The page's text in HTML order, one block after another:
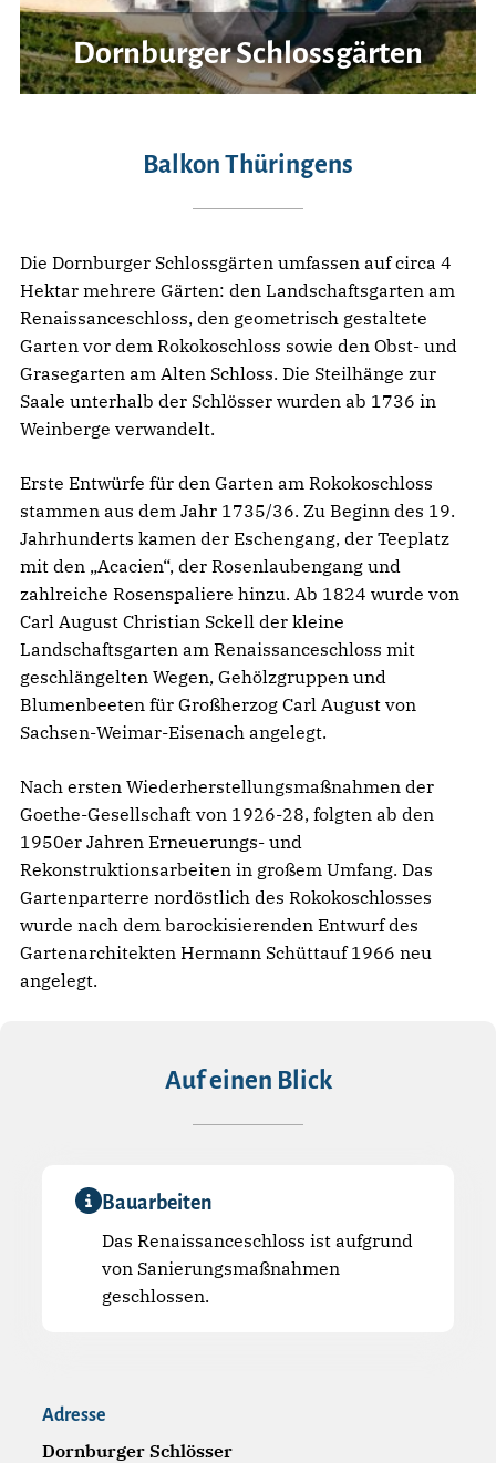
Dornburger Schlossgärten
Balkon Thüringens
Die Dornburger Schlossgärten umfassen auf circa 4
Hektar mehrere Gärten: den Landschaftsgarten am
Renaissanceschloss, den geometrisch gestaltete
Garten vor dem Rokokoschloss sowie den Obst- und
Grasegarten am Alten Schloss. Die Steilhänge zur
Saale unterhalb der Schlösser wurden ab 1736 in
Weinberge verwandelt.
Erste Entwürfe für den Garten am Rokokoschloss
stammen aus dem Jahr 1735/36. Zu Beginn des 19.
Jahrhunderts kamen der Eschengang, der Teeplatz
mit den „Acacien“, der Rosenlaubengang und
zahlreiche Rosenspaliere hinzu. Ab 1824 wurde von
Carl August Christian Sckell der kleine
Landschaftsgarten am Renaissanceschloss mit
geschlängelten Wegen, Gehölzgruppen und
Blumenbeeten für Großherzog Carl August von
Sachsen-Weimar-Eisenach angelegt.
Nach ersten Wiederherstellungsmaßnahmen der
Goethe-Gesellschaft von 1926-28, folgten ab den
1950er Jahren Erneuerungs- und
Rekonstruktionsarbeiten in großem Umfang. Das
Gartenparterre nordöstlich des Rokokoschlosses
wurde nach dem barockisierenden Entwurf des
Gartenarchitekten Hermann Schüttauf 1966 neu
angelegt.
Auf einen Blick
Bauarbeiten
Das Renaissanceschloss ist aufgrund
von Sanierungsmaßnahmen
geschlossen.
Adresse
Dornburger Schlösser